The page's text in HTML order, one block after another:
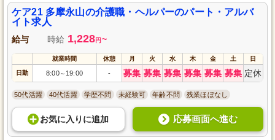
ケア21 多摩永山の介護職・ヘルパーのパート・アルバ
イト求人
給与 時給 1,228円 ~
就業時間 休憩 月 火 水 木 金 土 日
日勤 8:00～ 19:00 - 募集 募集 募集 募集 募集 募集 定休
50代活躍 40代活躍 学歴不問 未経験可 年齢不問 残業ほぼなし
お気に入り に追加 応募画面へ進む